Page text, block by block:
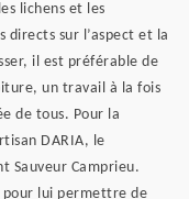
lichens et les
directs sur l’aspect et la
il est préférable de
un travail à la fois
de tous. Pour la
DARIA, le
Sauveur Camprieu.
pour lui permettre de